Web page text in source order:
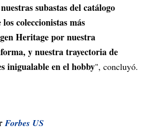
subastas del catálogo
coleccionistas más
Heritage por nuestra
y nuestra trayectoria de
inigualable en el hobby", concluyó.
Forbes US